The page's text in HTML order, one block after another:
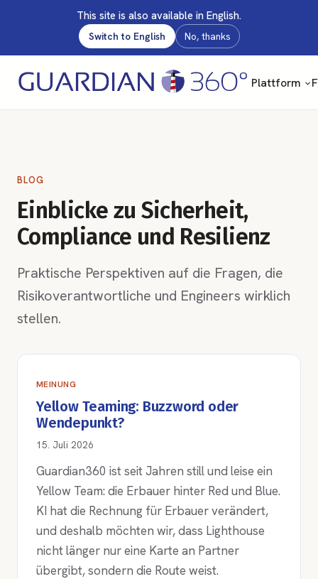
This site is also available in English.
Switch to English No, thanks
Plattform
BLOG
Einblicke zu Sicherheit,
Compliance und Resilienz
Praktische Perspektiven auf die Fragen, die
Risikoverantwortliche und Engineers wirklich
stellen.
MEINUNG
Yellow Teaming: Buzzword oder
Wendepunkt?
15. Juli 2026
Guardian360 ist seit Jahren still und leise ein
Yellow Team: die Erbauer hinter Red und Blue.
KI hat die Rechnung für Erbauer verändert,
und deshalb möchten wir, dass Lighthouse
nicht länger nur eine Karte an Partner
übergibt, sondern die Route weist.